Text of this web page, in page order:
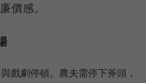
價感。
戲劇停頓。農夫需停下斧頭，